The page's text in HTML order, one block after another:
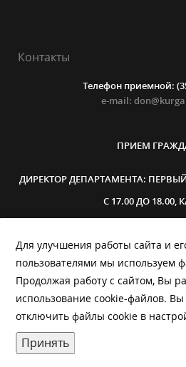
Контакты
Телефон приемной:
e-mail:
ПРИЕМ
ДИРЕКТОР ДЕПАРТАМЕНТА:
С 17.00 ДО 18.00,
ВТОРНИК МЕСЯЦА,С 17:00
Для улучшения работы сайта и
пользователями мы используем
Продолжая работу с сайтом, Вы
использование cookie-файлов. Вы
отключить файлы cookie в
Принять